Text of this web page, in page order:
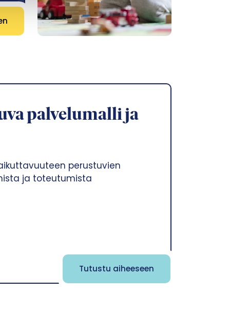
palvelumalli ja
perustuvien
ja toteutumista
Tutustu aiheeseen